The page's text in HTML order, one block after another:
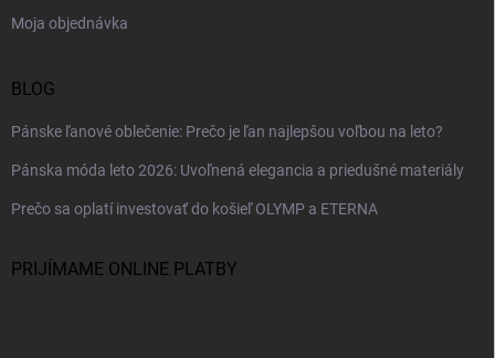
Moja objednávka
BLOG
Pánske ľanové oblečenie: Prečo je ľan najlepšou voľbou na leto?
Pánska móda leto 2026: Uvoľnená elegancia a priedušné materiály
Prečo sa oplatí investovať do košieľ OLYMP a ETERNA
PRIJÍMAME ONLINE PLATBY